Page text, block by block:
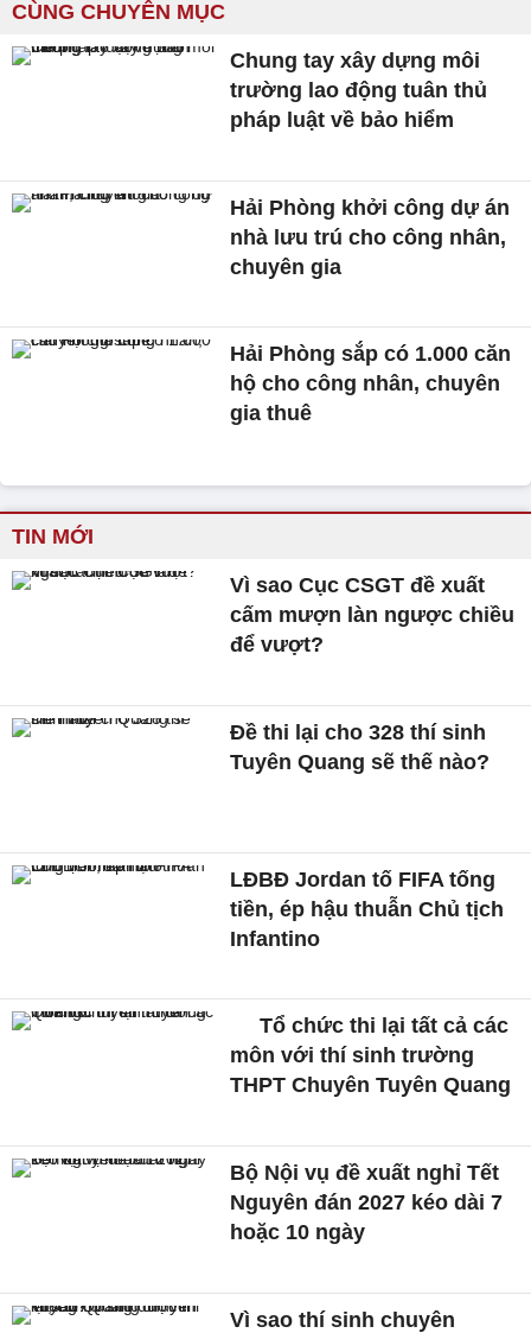
CÙNG CHUYÊN MỤC
Chung tay xây dựng môi
trường lao động tuân thủ
pháp luật về bảo hiểm
Hải Phòng khởi công dự án
nhà lưu trú cho công nhân,
chuyên gia
Hải Phòng sắp có 1.000 căn
hộ cho công nhân, chuyên
gia thuê
TIN MỚI
Vì sao Cục CSGT đề xuất
cấm mượn làn ngược chiều
để vượt?
Đề thi lại cho 328 thí sinh
Tuyên Quang sẽ thế nào?
LĐBĐ Jordan tố FIFA tống
tiền, ép hậu thuẫn Chủ tịch
Infantino
Tổ chức thi lại tất cả các
môn với thí sinh trường
THPT Chuyên Tuyên Quang
Bộ Nội vụ đề xuất nghỉ Tết
Nguyên đán 2027 kéo dài 7
hoặc 10 ngày
Vì sao thí sinh chuyên